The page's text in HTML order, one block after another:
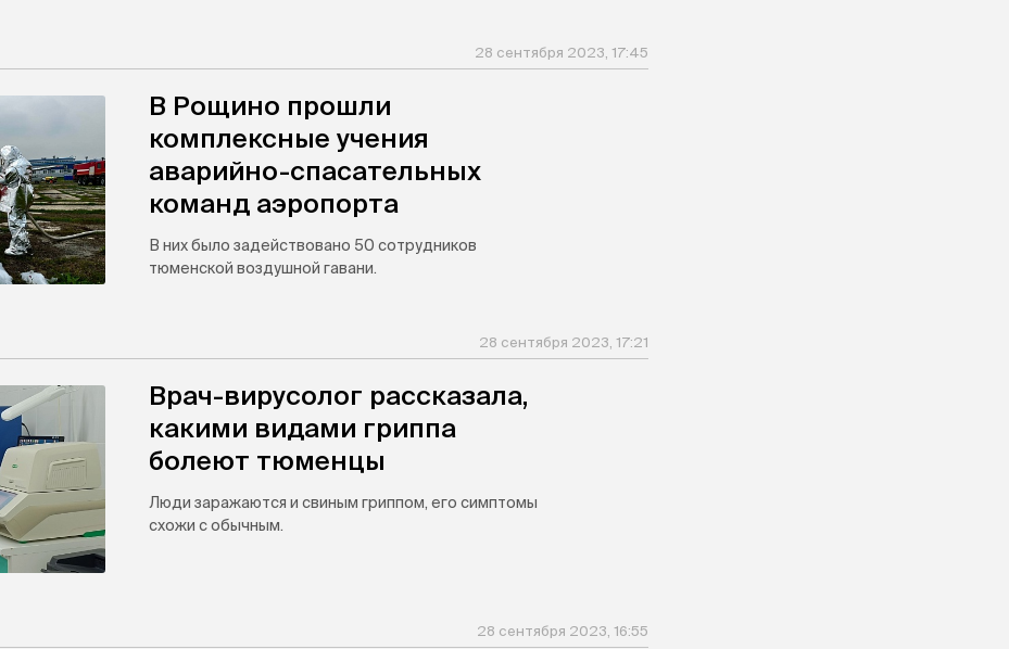
28 сентября 2023, 17:45
В Рощино прошли
комплексные учения
аварийно-спасательных
команд аэропорта
В них было задействовано 50 сотрудников
тюменской воздушной гавани.
28 сентября 2023, 17:21
Врач-вирусолог рассказала,
какими видами гриппа
болеют тюменцы
Люди заражаются и свиным гриппом, его симптомы
схожи с обычным.
28 сентября 2023, 16:55